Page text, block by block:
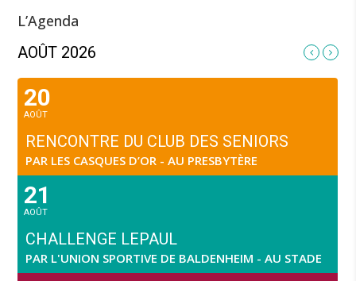
L’Agenda
AOÛT 2026
20
AOÛT
RENCONTRE DU CLUB DES SENIORS
PAR LES CASQUES D’OR - AU PRESBYTÈRE
21
AOÛT
CHALLENGE LEPAUL
PAR L'UNION SPORTIVE DE BALDENHEIM - AU STADE